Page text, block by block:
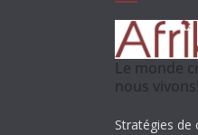
Le monde
nous vivons!
Stratégies